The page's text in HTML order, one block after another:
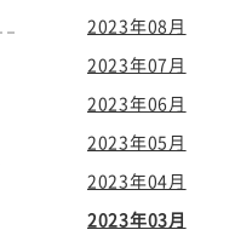
2023年08月
2023年07月
2023年06月
2023年05月
2023年04月
2023年03月